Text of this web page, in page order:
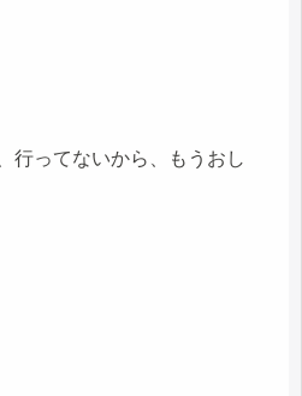
行ってないから、もうおし